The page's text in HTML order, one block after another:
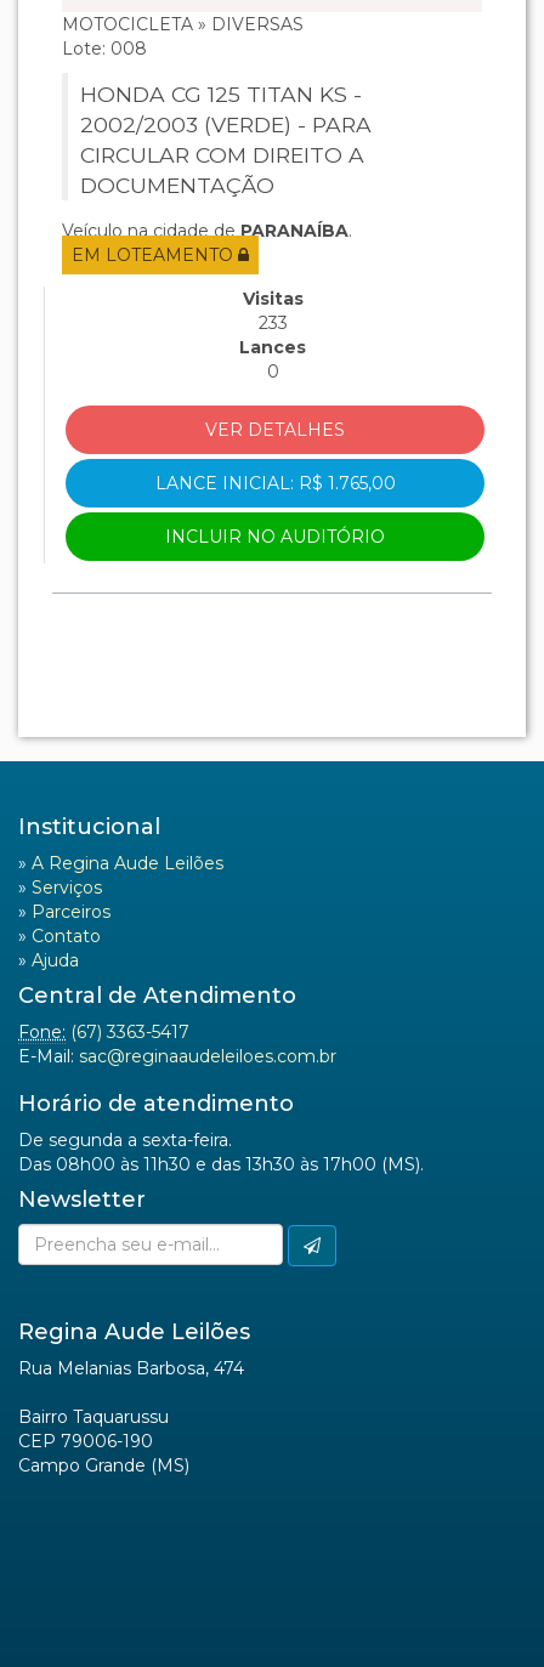
MOTOCICLETA » DIVERSAS
Lote: 008
HONDA CG 125 TITAN KS -
2002/2003 (VERDE) - PARA
CIRCULAR COM DIREITO A
DOCUMENTAÇÃO
Veículo na cidade dePARANAÍBA.
EM LOTEAMENTO
Visitas
233
Lances
0
VER DETALHES
LANCE INICIAL: R$ 1.765,00
INCLUIR NO AUDITÓRIO
Institucional
» A Regina Aude Leilões
» Serviços
» Parceiros
» Contato
» Ajuda
Central de Atendimento
Fone: (67) 3363-5417
E-Mail: sac@reginaaudeleiloes.com.br
Horário de atendimento
De segunda a sexta-feira.
Das 08h00 às 11h30 e das 13h30 às 17h00 (MS).
Newsletter
Regina Aude Leilões
Rua Melanias Barbosa, 474
Bairro Taquarussu
CEP 79006-190
Campo Grande (MS)